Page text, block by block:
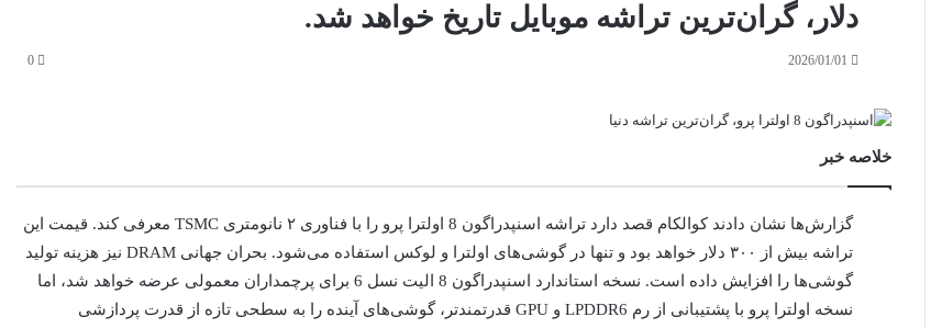
دلار، گران‌ترین تراشه موبایل تاریخ خواهد شد.
2026/01/01
0
خلاصه خبر
گزارش‌ها نشان دادند کوالکام قصد دارد تراشه اسنپدراگون 8 اولترا پرو را با فناوری ۲ نانومتری TSMC معرفی کند. قیمت این
تراشه بیش از ۳۰۰ دلار خواهد بود و تنها در گوشی‌های اولترا و لوکس استفاده می‌شود. بحران جهانی DRAM نیز هزینه تولید
گوشی‌ها را افزایش داده است. نسخه استاندارد اسنپدراگون 8 الیت نسل 6 برای پرچمداران معمولی عرضه خواهد شد، اما
نسخه اولترا پرو با پشتیبانی از رم LPDDR6 و GPU قدرتمندتر، گوشی‌های آینده را به سطحی تازه از قدرت پردازشی